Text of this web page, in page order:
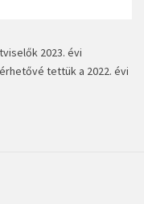
2023. évi
tettük a 2022. évi